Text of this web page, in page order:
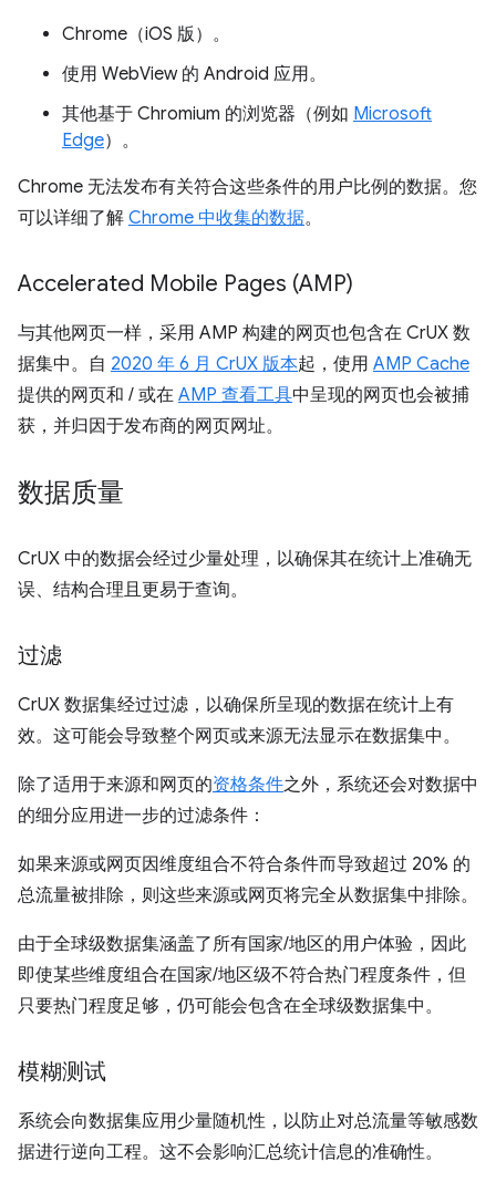
Chrome（iOS 版）。
使用 WebView 的 Android 应用。
其他基于 Chromium 的浏览器（例如 Microsoft
Edge）。
Chrome 无法发布有关符合这些条件的用户比例的数据。您
可以详细了解 Chrome 中收集的数据。
Accelerated Mobile Pages (AMP)
与其他网页一样，采用 AMP 构建的网页也包含在 CrUX 数
据集中。自 2020 年 6 月 CrUX 版本起，使用 AMP Cache
提供的网页和 / 或在 AMP 查看工具中呈现的网页也会被捕
获，并归因于发布商的网页网址。
数据质量
CrUX 中的数据会经过少量处理，以确保其在统计上准确无
误、结构合理且更易于查询。
过滤
CrUX 数据集经过过滤，以确保所呈现的数据在统计上有
效。这可能会导致整个网页或来源无法显示在数据集中。
除了适用于来源和网页的资格条件之外，系统还会对数据中
的细分应用进一步的过滤条件：
如果来源或网页因维度组合不符合条件而导致超过 20% 的
总流量被排除，则这些来源或网页将完全从数据集中排除。
由于全球级数据集涵盖了所有国家/地区的用户体验，因此
即使某些维度组合在国家/地区级不符合热门程度条件，但
只要热门程度足够，仍可能会包含在全球级数据集中。
模糊测试
系统会向数据集应用少量随机性，以防止对总流量等敏感数
据进行逆向工程。这不会影响汇总统计信息的准确性。